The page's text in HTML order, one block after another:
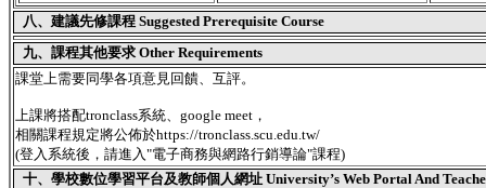
八、建議先修課程 Suggested Prerequisite Course
九、課程其他要求 Other Requirements
課堂上需要同學各項意見回饋、互評。
上課將搭配tronclass系統、google meet，
相關課程規定將公佈於https://tronclass.scu.edu.tw/
(登入系統後，請進入"電子商務與網路行銷導論"課程)
十、學校數位學習平台及教師個人網址 University’s Web Portal And